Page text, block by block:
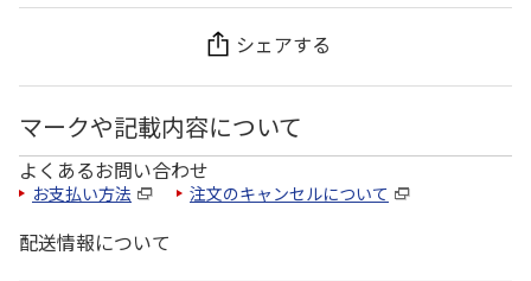
シェアする
マークや記載内容について
よくあるお問い合わせ
お支払い方法 注文のキャンセルについて
配送情報について